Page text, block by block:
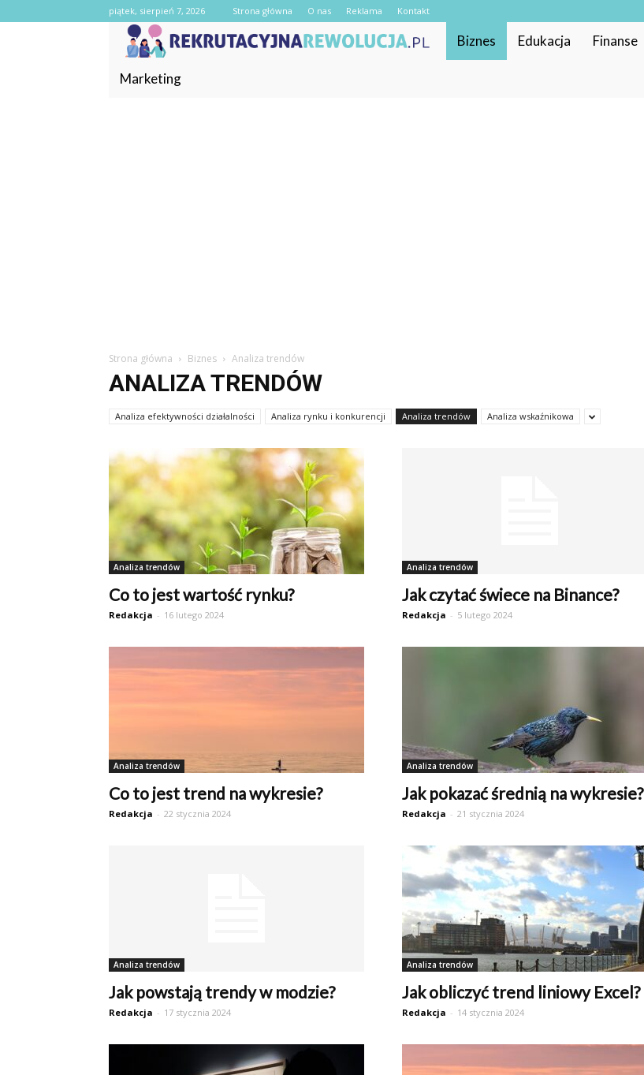
piątek, sierpień 7, 2026 Strona główna O nas Reklama Kontakt
RekrutacyjnaRewolucja.pl
Biznes Edukacja Finanse
Marketing
Strona główna Biznes Analiza trendów
ANALIZA TRENDÓW
Analiza efektywności działalności Analiza rynku i konkurencji Analiza trendów Analiza wskaźnikowa
Analiza trendów
Co to jest wartość rynku?
Redakcja - 16 lutego 2024
Analiza trendów
Jak czytać świece na Binance?
Redakcja - 5 lutego 2024
Analiza trendów
Co to jest trend na wykresie?
Redakcja - 22 stycznia 2024
Analiza trendów
Jak pokazać średnią na wykresie?
Redakcja - 21 stycznia 2024
Analiza trendów
Jak powstają trendy w modzie?
Redakcja - 17 stycznia 2024
Analiza trendów
Jak obliczyć trend liniowy Excel?
Redakcja - 14 stycznia 2024